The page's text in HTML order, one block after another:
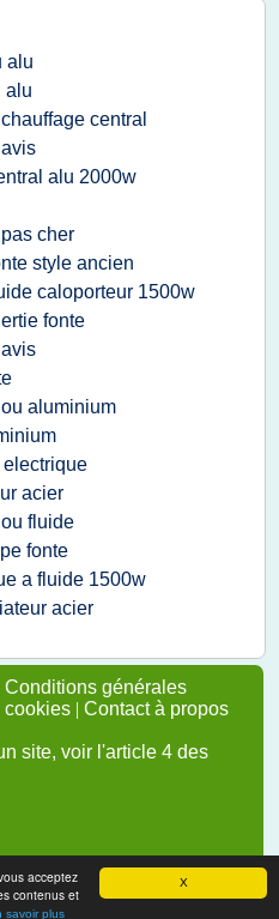
X
acceptez
contenus et
savoir plus
alu
alu
central
alu 2000w
cher
style ancien
caloporteur 1500w
fonte
aluminium
acier
fluide
fonte
a fluide 1500w
acier
Conditions générales
cookies | Contact à propos
site, voir l'article 4 des